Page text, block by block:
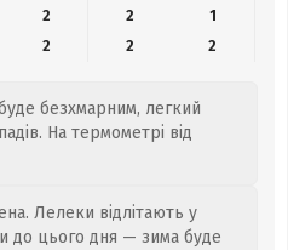
2 2
1
2 2 2
безхмарним, легкий
На термометрі від
Лелеки відлітають у
до цього дня — зима буде